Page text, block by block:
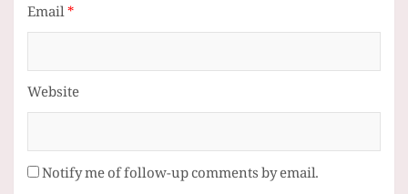
Email*
Website
Notify me of follow-up comments by email.